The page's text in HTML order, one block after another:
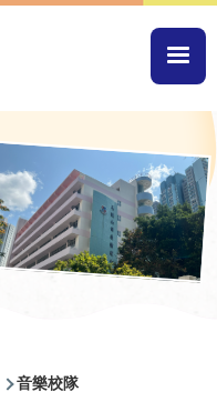
音樂校隊